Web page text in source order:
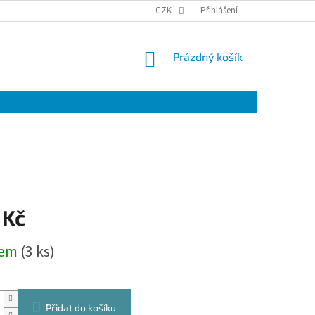
PODMÍNKY OCHRANY OSOBNÍCH ÚDAJŮ
CZK Přihlášení
NÁKUPNÍ
Prázdný košík
(3 ks)
Přidat do košíku